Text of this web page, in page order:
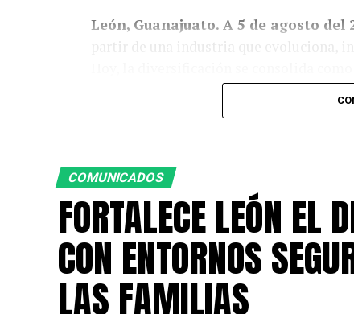
León, Guanajuato. A 5 de agosto del
partir de una industria que evoluciona,
abrir nuevas oportunidades de negocio
desafíos de una economía global en
Con esa visión fue inaugurada la
la Asociación de Empresas Proveedoras
década ha impulsado la innovación, la
mercados para la industria proveedora.
En representación de la presidenta
Reactivación Económica, María
representa una oportunidad para
COMUNICADOS
FORTALECE LEÓN EL
CON ENTORNOS
LAS FAMILIAS